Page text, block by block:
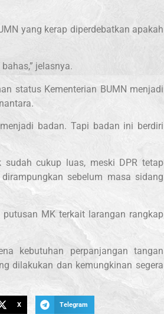
yang kerap diperdebatkan apakah
jelasnya.
status Kementerian BUMN menjadi
badan. Tapi badan ini berdiri
sudah cukup luas, meski DPR tetap
sebelum masa sidang
MK terkait larangan rangkap
kebutuhan perpanjangan tangan
dilakukan dan kemungkinan segera
X Telegram